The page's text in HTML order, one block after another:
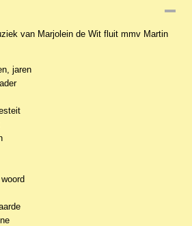
van Marjolein de Wit fluit mmv Martin
jaren